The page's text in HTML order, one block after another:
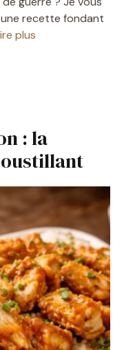
recette fondant
plus
: la